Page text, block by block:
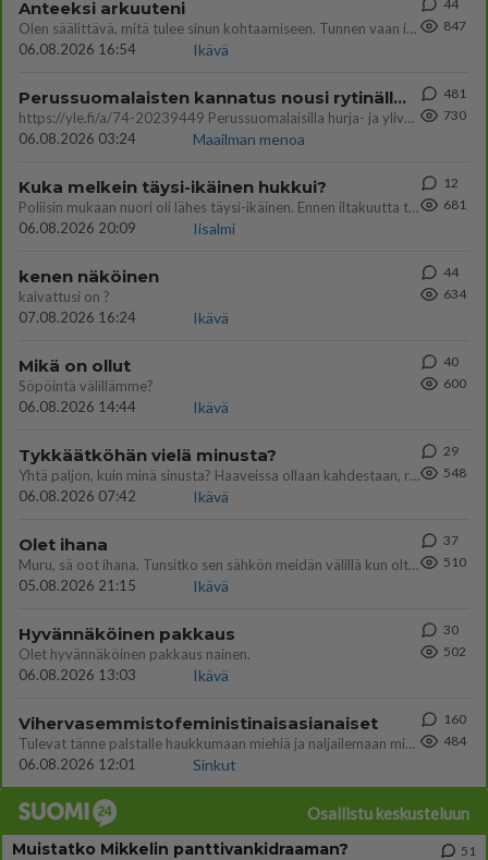
Anteeksi arkuuteni
Olen säälittävä, mitä tulee sinun kohtaamiseen. Tunnen vaan itseni todella epävarmaksi sun kanssa. Jos minun olisi pitän
06.08.2026 16:54
Ikävä
44
847
Perussuomalaisten kannatus nousi rytinällä Ylen tänään julkaisemassa tuoreimmassa gallup-kyselyssä.
https://yle.fi/a/74-20239449 Perussuomalaisilla hurja- ja ylivoimaisesti suurin nousu tässä uudessa Ylen gallupissa. Kyl
06.08.2026 03:24
Maailman menoa
481
730
Kuka melkein täysi-ikäinen hukkui?
Poliisin mukaan nuori oli lähes täysi-ikäinen. Ennen iltakuutta tulleen ilmoituksen mukaan ihminen oli joutunut mahdoll
06.08.2026 20:09
Iisalmi
12
681
kenen näköinen
kaivattusi on ?
07.08.2026 16:24
Ikävä
44
634
Mikä on ollut
Söpöintä välillämme?
06.08.2026 14:44
Ikävä
40
600
Tykkäätköhän vielä minusta?
Yhtä paljon, kuin minä sinusta? Haaveissa ollaan kahdestaan, rauhassa ja lähennytään fyysisesti ja tutustutaan syvemmin
06.08.2026 07:42
Ikävä
29
548
Olet ihana
Muru, sä oot ihana. Tunsitko sen sähkön meidän välillä kun oltiin ihan låhekkäin? 👩‍❤️‍👩❤️😼😘
05.08.2026 21:15
Ikävä
37
510
Hyvännäköinen pakkaus
Olet hyvännäköinen pakkaus nainen.
06.08.2026 13:03
Ikävä
30
502
Vihervasemmistofeministinaisasianaiset
Tulevat tänne palstalle haukkumaan miehiä ja naljailemaan miehelle, kehuvat olevansa heitä parempia. Itse asuvat MIEHE
06.08.2026 12:01
Sinkut
160
484
Osallistu keskusteluun
Muistatko Mikkelin panttivankidraaman?
51